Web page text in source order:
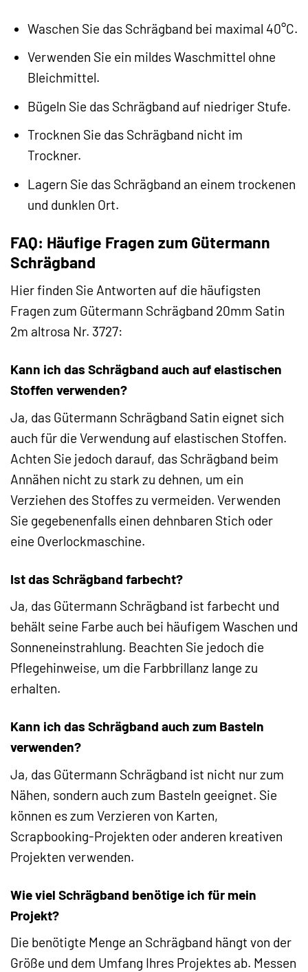
Waschen Sie das Schrägband bei maximal 40°C.
Verwenden Sie ein mildes Waschmittel ohne
Bleichmittel.
Bügeln Sie das Schrägband auf niedriger Stufe.
Trocknen Sie das Schrägband nicht im
Trockner.
Lagern Sie das Schrägband an einem trockenen
und dunklen Ort.
FAQ: Häufige Fragen zum Gütermann
Schrägband
Hier finden Sie Antworten auf die häufigsten
Fragen zum Gütermann Schrägband 20mm Satin
2m altrosa Nr. 3727:
Kann ich das Schrägband auch auf elastischen
Stoffen verwenden?
Ja, das Gütermann Schrägband Satin eignet sich
auch für die Verwendung auf elastischen Stoffen.
Achten Sie jedoch darauf, das Schrägband beim
Annähen nicht zu stark zu dehnen, um ein
Verziehen des Stoffes zu vermeiden. Verwenden
Sie gegebenenfalls einen dehnbaren Stich oder
eine Overlockmaschine.
Ist das Schrägband farbecht?
Ja, das Gütermann Schrägband ist farbecht und
behält seine Farbe auch bei häufigem Waschen und
Sonneneinstrahlung. Beachten Sie jedoch die
Pflegehinweise, um die Farbbrillanz lange zu
erhalten.
Kann ich das Schrägband auch zum Basteln
verwenden?
Ja, das Gütermann Schrägband ist nicht nur zum
Nähen, sondern auch zum Basteln geeignet. Sie
können es zum Verzieren von Karten,
Scrapbooking-Projekten oder anderen kreativen
Projekten verwenden.
Wie viel Schrägband benötige ich für mein
Projekt?
Die benötigte Menge an Schrägband hängt von der
Größe und dem Umfang Ihres Projektes ab. Messen